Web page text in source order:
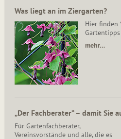
Was liegt an im Ziergarten?
Hier finden
mehr…
„Der Fachberater“ – damit Sie
Für Gartenfachberater,
Vereinsvorstände und alle, die es